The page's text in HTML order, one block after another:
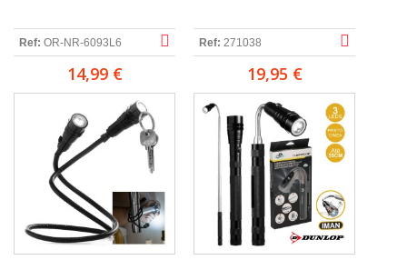
Ref: OR-NR-6093L6
14,99 €
Ref: 271038
19,95 €